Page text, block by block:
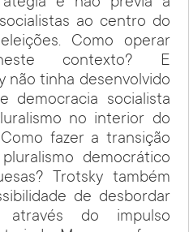
ao centro do
Como operar
contexto? E
não tinha desenvolvido
democracia socialista
no interior do
fazer a transição
democrático
Trotsky também
de desbordar
através do impulso